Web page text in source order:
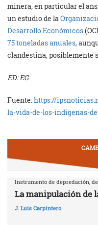
minera, en particular el
un estudio de la
Desarrollo Económicos
75 toneladas anuales,
clandestina, posiblemente
ED: EG
Fuente:https://
la-vida-de-los-indigenas-
Instrumento de depredación,
La manipulación de
J. Luis Carpintero